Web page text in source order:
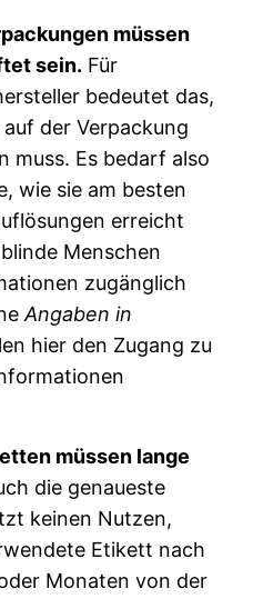
müssen
sein. Für
bedeutet das,
der Verpackung
muss. Es bedarf also
wie sie am besten
erreicht
Menschen
zugänglich
Angaben in
hier den Zugang zu
müssen lange
die genaueste
keinen Nutzen,
Etikett nach
Monaten von der